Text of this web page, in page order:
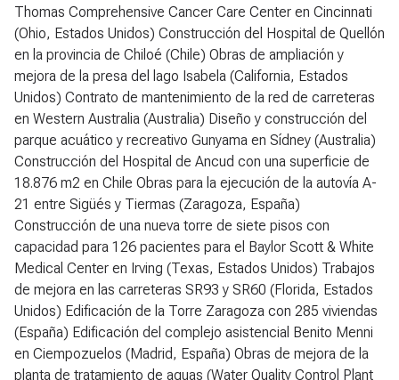
Thomas Comprehensive Cancer Care Center en Cincinnati
(Ohio, Estados Unidos) Construcción del Hospital de Quellón
en la provincia de Chiloé (Chile) Obras de ampliación y
mejora de la presa del lago Isabela (California, Estados
Unidos) Contrato de mantenimiento de la red de carreteras
en Western Australia (Australia) Diseño y construcción del
parque acuático y recreativo Gunyama en Sídney (Australia)
Construcción del Hospital de Ancud con una superficie de
18.876 m2 en Chile Obras para la ejecución de la autovía A-
21 entre Sigüés y Tiermas (Zaragoza, España)
Construcción de una nueva torre de siete pisos con
capacidad para 126 pacientes para el Baylor Scott & White
Medical Center en Irving (Texas, Estados Unidos) Trabajos
de mejora en las carreteras SR93 y SR60 (Florida, Estados
Unidos) Edificación de la Torre Zaragoza con 285 viviendas
(España) Edificación del complejo asistencial Benito Menni
en Ciempozuelos (Madrid, España) Obras de mejora de la
planta de tratamiento de aguas (Water Quality Control Plant